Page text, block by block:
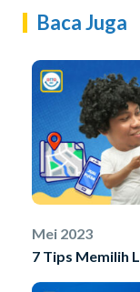
Baca Juga
Mei 2023
7 Tips Memilih